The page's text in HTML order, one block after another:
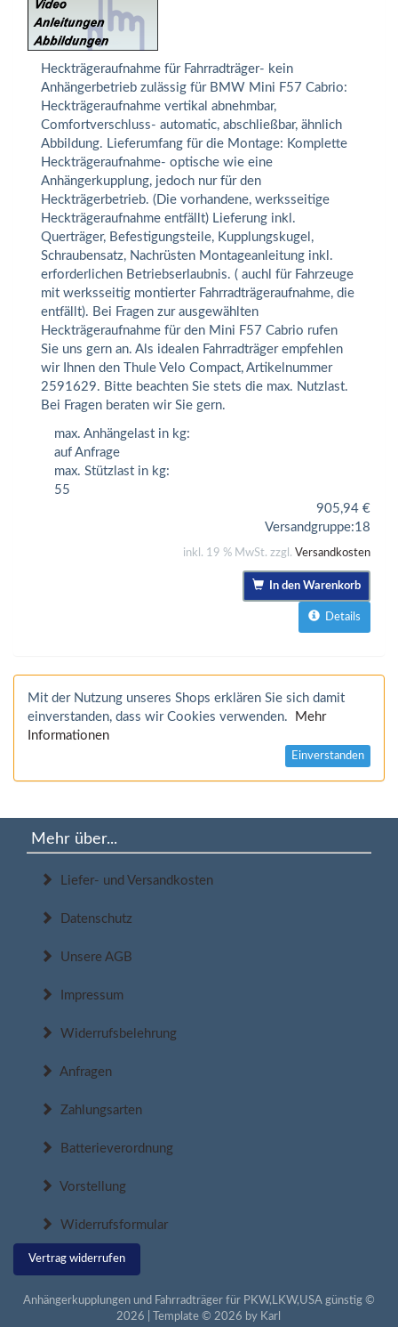
Heckträgeraufnahme für Fahrradträger- kein
Anhängerbetrieb zulässig für BMW Mini F57 Cabrio:
Heckträgeraufnahme vertikal abnehmbar,
Comfortverschluss- automatic, abschließbar, ähnlich
Abbildung. Lieferumfang für die Montage: Komplette
Heckträgeraufnahme- optische wie eine
Anhängerkupplung, jedoch nur für den
Heckträgerbetrieb. (Die vorhandene, werksseitige
Heckträgeraufnahme entfällt) Lieferung inkl.
Querträger, Befestigungsteile, Kupplungskugel,
Schraubensatz, Nachrüsten Montageanleitung inkl.
erforderlichen Betriebserlaubnis. ( auchl für Fahrzeuge
mit werksseitig montierter Fahrradträgeraufnahme, die
entfällt). Bei Fragen zur ausgewählten
Heckträgeraufnahme für den Mini F57 Cabrio rufen
Sie uns gern an. Als idealen Fahrradträger empfehlen
wir Ihnen den Thule Velo Compact, Artikelnummer
2591629. Bitte beachten Sie stets die max. Nutzlast.
Bei Fragen beraten wir Sie gern.
max. Anhängelast in kg:
auf Anfrage
max. Stützlast in kg:
55
905,94 €
Versandgruppe:18
inkl. 19 % MwSt. zzgl. Versandkosten
In den Warenkorb
Details
Mit der Nutzung unseres Shops erklären Sie sich damit
einverstanden, dass wir Cookies verwenden.
Mehr
Informationen
Einverstanden
Mehr über...
Liefer- und Versandkosten
Datenschutz
Unsere AGB
Impressum
Widerrufsbelehrung
Anfragen
Zahlungsarten
Batterieverordnung
Vorstellung
Widerrufsformular
Vertrag widerrufen
Anhängerkupplungen und Fahrradträger für PKW,LKW,USA günstig ©
2026 | Template © 2026 by Karl